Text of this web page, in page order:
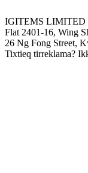
IGITEMS LIMITED
Flat 2401-16, Wing
26 Ng Fong Street,
Tixtieq tirreklama?